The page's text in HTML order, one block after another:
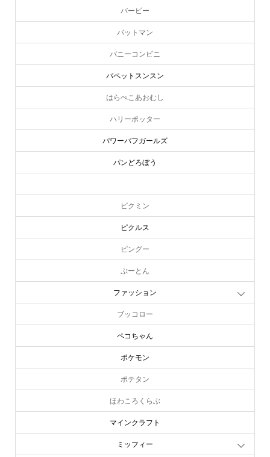
バービー
バットマン
バニーコンビニ
パペットスンスン
はらぺこあおむし
ハリーポッター
パワーパフガールズ
パンどろぼう
ピクミン
ピクルス
ピングー
ぷーとん
ファッション
ブッコロー
ペコちゃん
ポケモン
ポテタン
ほわころくらぶ
マインクラフト
ミッフィー